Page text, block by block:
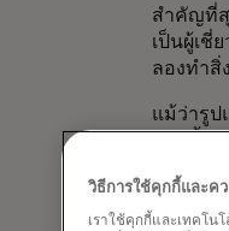
สำคัญที่สุ
เป็นผู้เชี่
ลองทำสิ่
แม้ว่ารูป
มากขึ้นใ
(AI) เนื่
วิธีการใช้คุกกี้และ
เราใช้คุกกี้และเทคโน